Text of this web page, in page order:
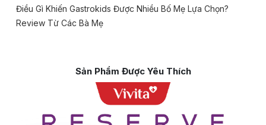
Điều Gì Khiến Gastrokids Được Nhiều Bố Mẹ Lựa Chọn?
Review Từ Các Bà Mẹ
Sản Phẩm Được Yêu Thích